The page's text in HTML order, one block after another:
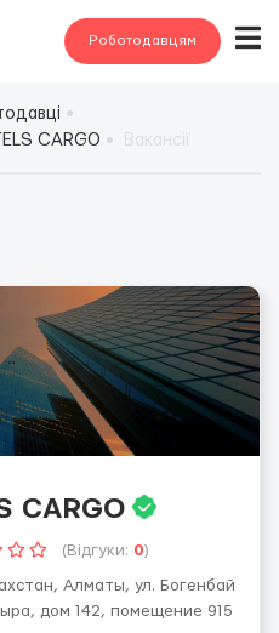
Роботодавцям
TELS CARGO
CARGO
(Відгуки: 0)
Алматы, ул. Богенбай
дом 142, помещение 915